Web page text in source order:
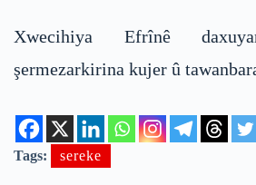
Xwecihiya Efrînê
şermezarkirina kujer û
Tags: sereke